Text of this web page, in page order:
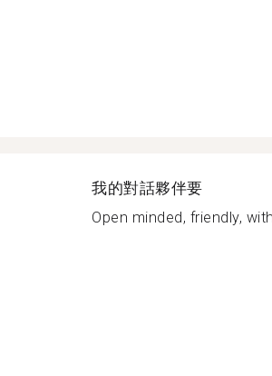
我的對話夥伴要
Open minded, friendly,